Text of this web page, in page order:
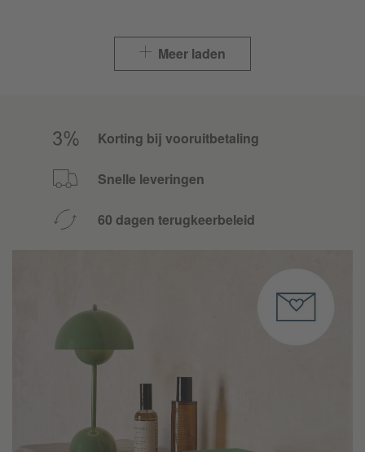
Meer laden
Korting bij vooruitbetaling
Snelle leveringen
60 dagen terugkeerbeleid